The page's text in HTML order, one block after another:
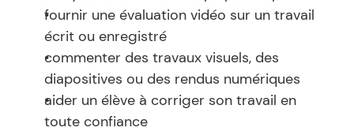
fournir une évaluation vidéo sur un travail
écrit ou enregistré
commenter des travaux visuels, des
diapositives ou des rendus numériques
aider un élève à corriger son travail en
toute confiance